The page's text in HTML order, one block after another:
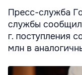
Пресс-служба
службы
г. поступления
млн в